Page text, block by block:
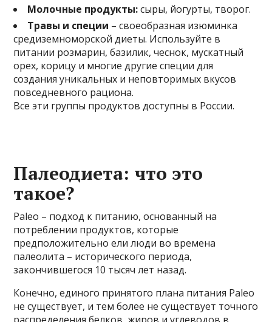
Молочные продукты:сыры, йогурты, творог.
Травы и специи – своеобразная изюминка
средиземноморской диеты. Используйте в
питании розмарин, базилик, чеснок, мускатный
орех, корицу и многие другие специи для
создания уникальных и неповторимых вкусов
повседневного рациона.
Все эти группы продуктов доступны в России.
Палеодиета: что это
такое?
Paleo – подход к питанию, основанный на
потреблении продуктов, которые
предположительно ели люди во времена
палеолита – исторического периода,
закончившегося 10 тысяч лет назад.
Конечно, единого принятого плана питания Paleo
не существует, и тем более не существует точного